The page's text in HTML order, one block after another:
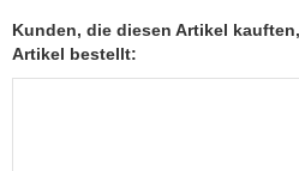
Kunden, die diesen Artikel
Artikel bestellt: